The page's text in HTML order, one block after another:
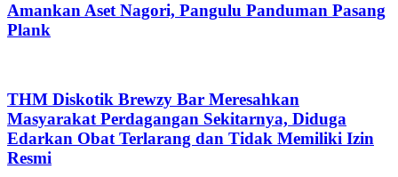
Amankan Aset Nagori, Pangulu Panduman Pasang
Plank
THM Diskotik Brewzy Bar Meresahkan
Masyarakat Perdagangan Sekitarnya, Diduga
Edarkan Obat Terlarang dan Tidak Memiliki Izin
Resmi